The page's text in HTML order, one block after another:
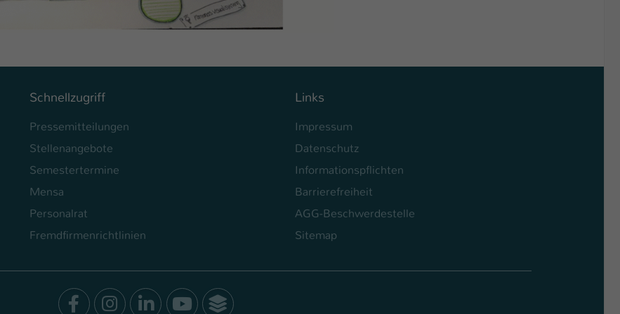
Schnellzugriff
Pressemitteilungen
Stellenangebote
Semestertermine
Mensa
Personalrat
Fremdfirmenrichtlinien
Links
Impressum
Datenschutz
Informationspflichten
Barrierefreiheit
AGG-Beschwerdestelle
Sitemap
Facebook
Instagram
LinkedIn
YoutubeSocialWall
Ihrer vorgenommen Einstellungen, falls der
Webseiten-Betreiber dies eingestellt hat.
Name fe_typo_user / PHPSESSID
Anbieter TYPO3
Laufzeit 1 Woche
Zweck
Dieses Cookie ist ein Standard-Session-Cookie
von TYPO3. Es speichert im Fall eines Intranet-
ihm Zugang zu geschützten Bereichen gewährt.
TYPO3